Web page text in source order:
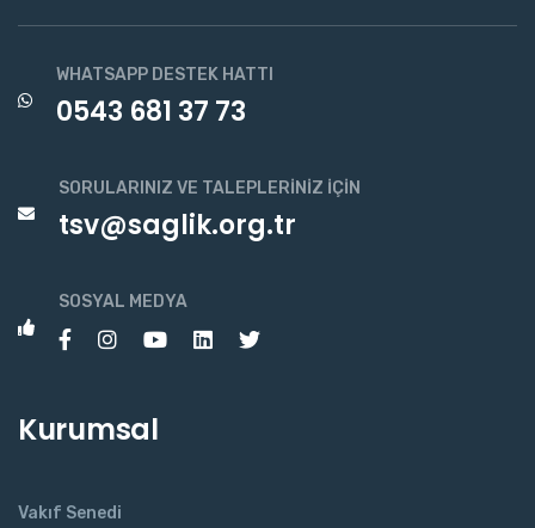
WHATSAPP DESTEK HATTI
0543 681 37 73
SORULARINIZ VE TALEPLERINIZ İÇIN
tsv@saglik.org.tr
SOSYAL MEDYA
Kurumsal
Vakıf Senedi